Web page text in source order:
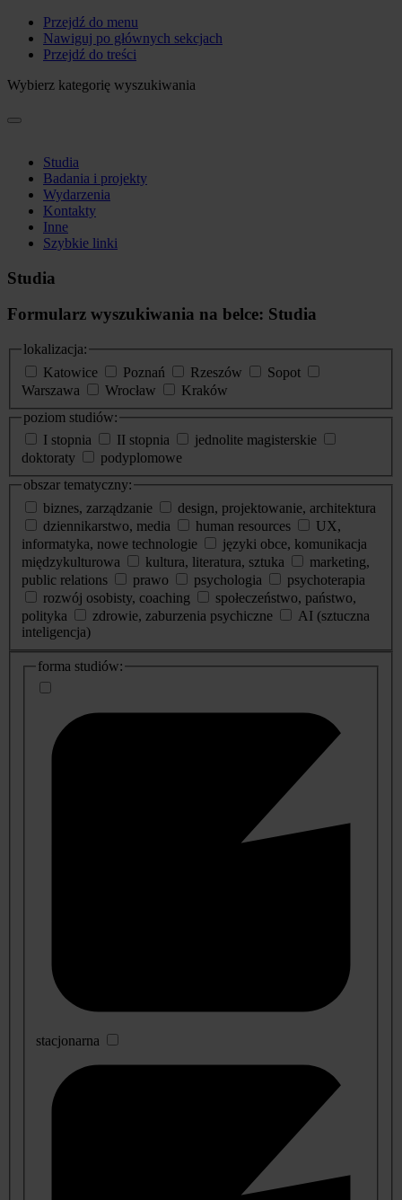
Przejdź do menu
Nawiguj po głównych sekcjach
Przejdź do treści
Wybierz kategorię wyszukiwania
Studia
Badania i projekty
Wydarzenia
Kontakty
Inne
Szybkie linki
Studia
Formularz wyszukiwania na belce: Studia
lokalizacja:
Katowice
Poznań Rzeszów
Sopot
Warszawa
Wrocław
Kraków
poziom studiów:
I stopnia
II stopnia
jednolite magisterskie
doktoraty
podyplomowe
obszar tematyczny:
biznes, zarządzanie
design, projektowanie, architektura
dziennikarstwo, media
human resources
UX,
informatyka, nowe technologie
języki obce, komunikacja
międzykulturowa
kultura, literatura, sztuka
marketing,
public relations
prawo psychologia
psychoterapia
rozwój osobisty, coaching
społeczeństwo, państwo,
polityka
zdrowie, zaburzenia psychiczne
AI (sztuczna
inteligencja)
dodatkowe
informacje
forma studiów:
stacjonarna